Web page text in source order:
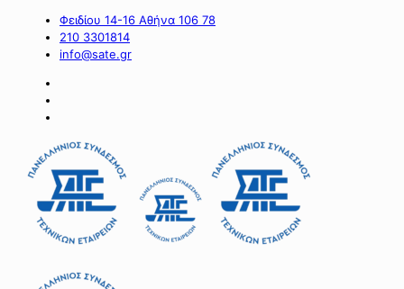
Φειδίου 14-16 Αθήνα 106 78
210 3301814
info@sate.gr